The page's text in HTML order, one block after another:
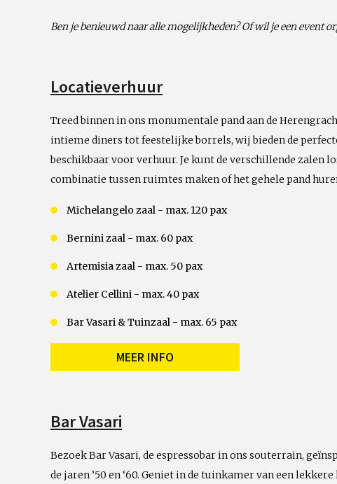
Ben je benieuwd naar alle mogelijkheden? Of wil je een event
Locatieverhuur
Treed binnen in ons monumentale pand aan de
intieme diners tot feestelijke borrels, wij bieden de
beschikbaar voor verhuur. Je kunt de verschillende zalen
combinatie tussen ruimtes maken of het gehele pand
Michelangelo zaal - max. 120 pax
Bernini zaal - max. 60 pax
Artemisia zaal - max. 50 pax
Atelier Cellini - max. 40 pax
Bar Vasari & Tuinzaal - max. 65 pax
MEER INFO
Bar Vasari
Bezoek Bar Vasari, de espressobar in ons souterrain,
de jaren ’50 en ‘60. Geniet in de tuinkamer van een